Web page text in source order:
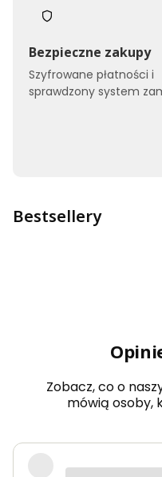
Bezpieczne zakupy
Szyfrowane płatności i
sprawdzony system
Bestsellery
Zobacz, co o
mówią osoby,
Bardzo